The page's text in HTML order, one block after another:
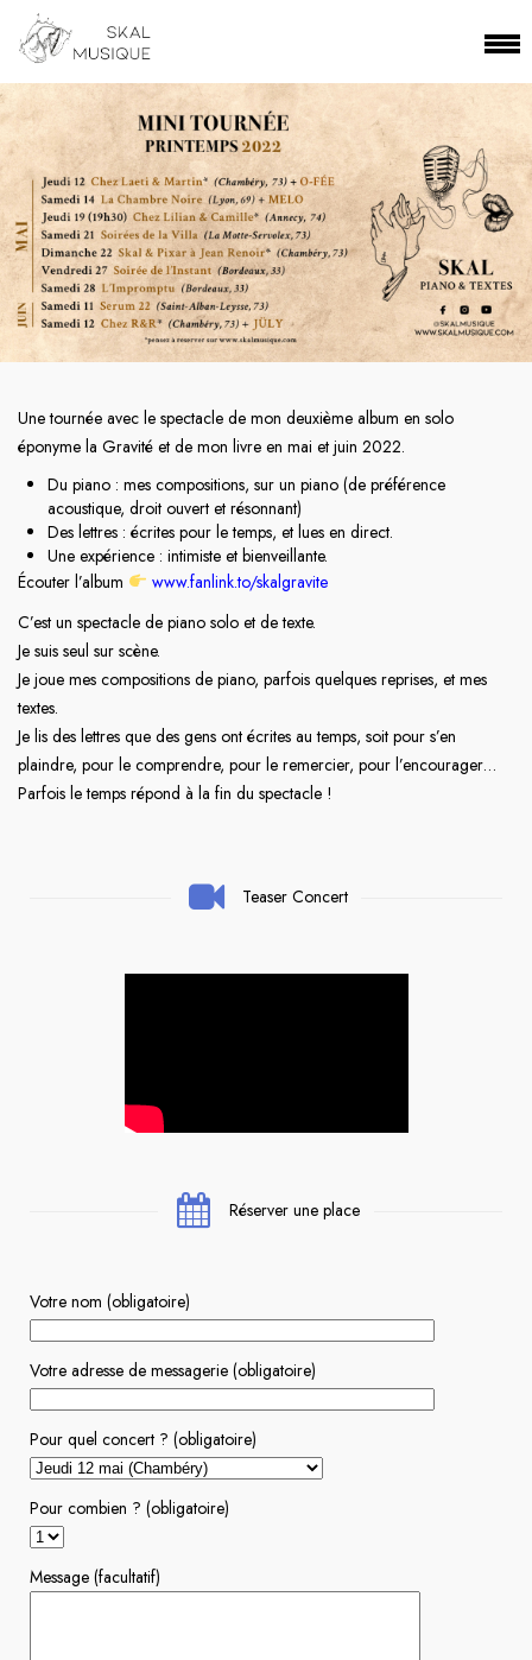
Une tournée avec le spectacle de mon deuxième album en solo
éponyme la Gravité et de mon livre en mai et juin 2022.
Du piano : mes compositions, sur un piano (de préférence
acoustique, droit ouvert et résonnant)
Des lettres : écrites pour le temps, et lues en direct.
Une expérience : intimiste et bienveillante.
Écouter l’album
www.fanlink.to/skalgravite
C’est un spectacle de piano solo et de texte.
Je suis seul sur scène.
Je joue mes compositions de piano, parfois quelques reprises, et mes
textes.
Je lis des lettres que des gens ont écrites au temps, soit pour s’en
plaindre, pour le comprendre, pour le remercier, pour l’encourager…
Parfois le temps répond à la fin du spectacle !
Teaser Concert
Réserver une place
Votre nom (obligatoire)
Votre adresse de messagerie (obligatoire)
Pour quel concert ? (obligatoire)
Pour combien ? (obligatoire)
Message (facultatif)